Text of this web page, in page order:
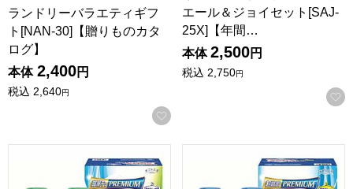
ランドリーバラエティギフ
ト[NAN-30]【贈りものカタ
ログ】
本体 2,400円
税込 2,640円
お気に入りに登録する
エール＆ジョイセット[SAJ-
25X]【年間…
本体 2,500円
税込 2,750円